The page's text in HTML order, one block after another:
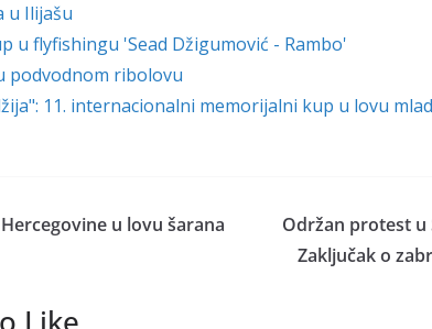
u Ilijašu
u flyfishingu 'Sead Džigumović - Rambo'
podvodnom ribolovu
11. internacionalni memorijalni kup u lovu
u lovu šarana
Održan protest
Zaključak o